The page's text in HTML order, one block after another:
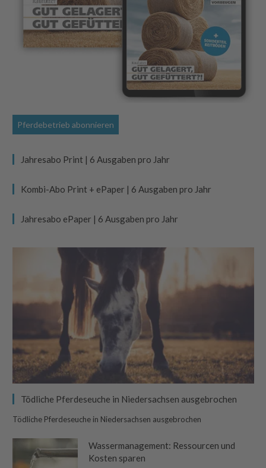
Pferdebetrieb abonnieren
Jahresabo Print | 6 Ausgaben pro Jahr
Kombi-Abo Print + ePaper | 6 Ausgaben pro Jahr
Jahresabo ePaper | 6 Ausgaben pro Jahr
Tödliche Pferdeseuche in Niedersachsen ausgebrochen
Tödliche Pferdeseuche in Niedersachsen ausgebrochen
Wassermanagement: Ressourcen und
Kosten sparen